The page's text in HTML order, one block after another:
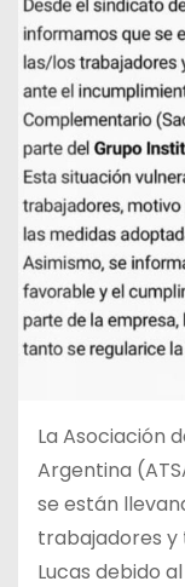
La Asociación
Argentina
se están
trabajadores y
Lucas debido